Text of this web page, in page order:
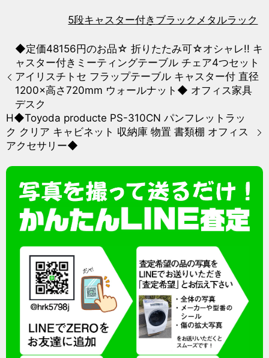
5段キャスター付き ブラック メタルラック
◆定価48156円のお品☆ 折りたたみ可☆オシャレ!! キ
ャスター付きミーティングテーブル チェア4つセット
アイリスチトセ フラップテーブル キャスター付 直径
1200×高さ720mm ウォールナット◆ オフィス家具
デスク
H◆Toyoda producte PS-310CN パンフレットラッ
ク クリア キャビネット 収納庫 物置 書類棚 オフィス
アクセサリー◆